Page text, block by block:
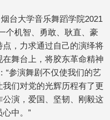
台大学音乐舞蹈学院2021
个机智、勇敢、耿直、豪
，力求通过自己的演绎将
舞台上，将胶东革命精神
“参演舞剧不仅使我们的艺
们对党的光辉历程有了更
演，爱国、坚韧、刚毅这
中。”